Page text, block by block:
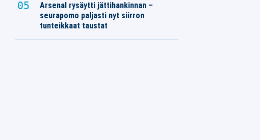
Arsenal rysäytti jättihankinnan –
seurapomo paljasti nyt siirron
tunteikkaat taustat